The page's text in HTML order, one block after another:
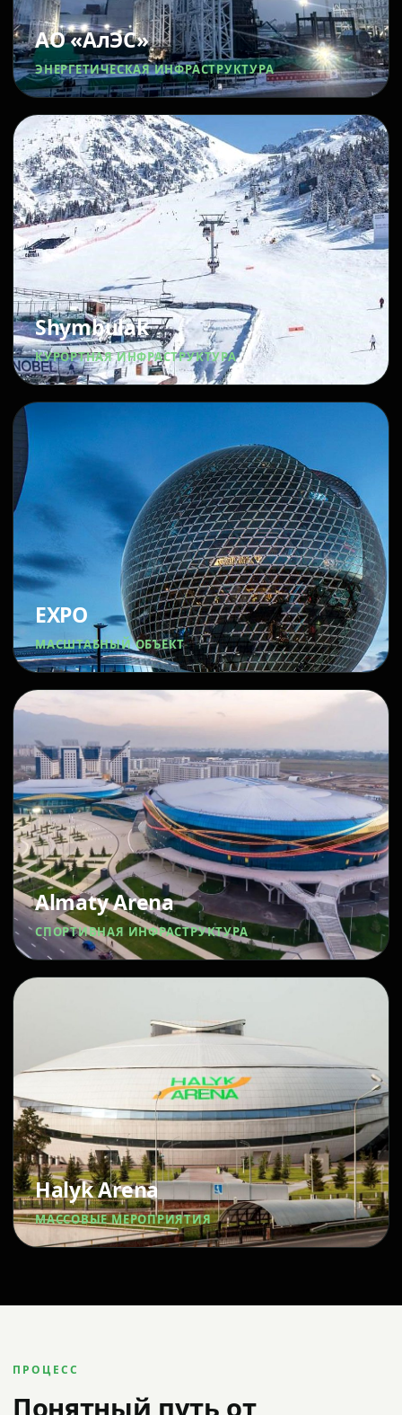
АО «АлЭС»
ЭНЕРГЕТИЧЕСКАЯ ИНФРАСТРУКТУРА
Shymbulak
КУРОРТНАЯ ИНФРАСТРУКТУРА
EXPO
МАСШТАБНЫЙ ОБЪЕКТ
Almaty Arena
СПОРТИВНАЯ ИНФРАСТРУКТУРА
Halyk Arena
МАССОВЫЕ МЕРОПРИЯТИЯ
ПРОЦЕСС
Понятный путь от